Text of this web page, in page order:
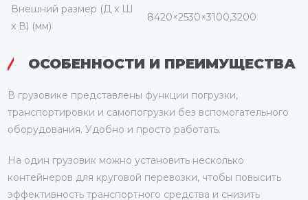
Внешний размер (Д x Ш
x В) (мм)
8420×2530×3100,3200
ОСОБЕННОСТИ И ПРЕИМУЩЕСТВА
В грузовике представлены функции погрузки,
транспортировки и самопогрузки без вспомогательного
оборудования. Удобно и просто работать.
На один грузовик можно установить несколько
контейнеров для круговой перевозки, чтобы повысить
эффективность транспортного средства и снизить